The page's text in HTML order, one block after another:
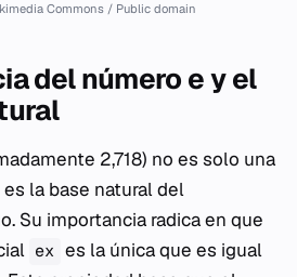
Commons / Public domain
del número e y el
2,718) no es solo una
la base natural del
Su importancia radica en que
ex es la única que es igual